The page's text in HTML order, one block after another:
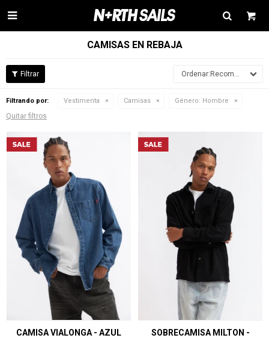

CAMISAS EN REBAJA
Recomendados
Filtrando por: Vestimenta Camisas Género: Hombre
Quitar filtros
CAMISA VIALONGA - AZUL
SOBRECAMISA MILTON -